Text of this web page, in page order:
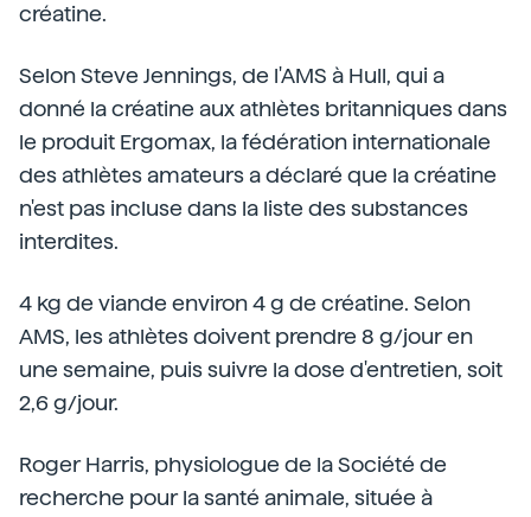
créatine.
Selon Steve Jennings, de l'AMS à Hull, qui a
donné la créatine aux athlètes britanniques dans
le produit Ergomax, la fédération internationale
des athlètes amateurs a déclaré que la créatine
n'est pas incluse dans la liste des substances
interdites.
4 kg de viande environ 4 g de créatine. Selon
AMS, les athlètes doivent prendre 8 g/jour en
une semaine, puis suivre la dose d'entretien, soit
2,6 g/jour.
Roger Harris, physiologue de la Société de
recherche pour la santé animale, située à